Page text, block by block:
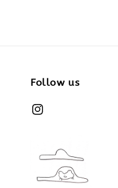
Follow us